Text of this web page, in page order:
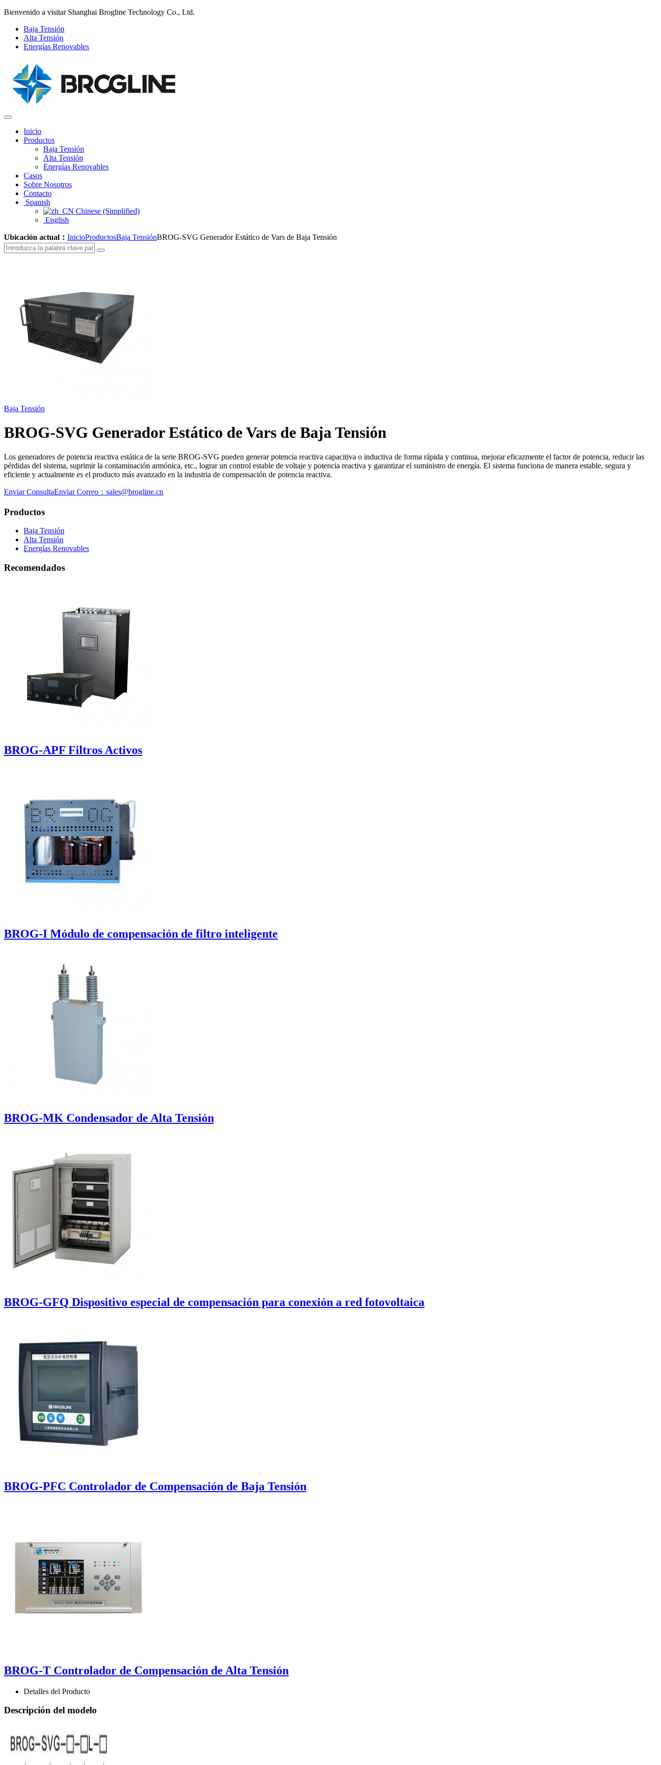
Bienvenido a visitar Shanghai Brogline Technology Co., Ltd.
Baja Tensión
Alta Tensión
Energías Renovables
Inicio
Productos
Baja Tensión
Alta Tensión
Energías Renovables
Casos
Sobre Nosotros
Contacto
Spanish
Chinese (Simplified)‌
English
Ubicación actual： InicioProductosBaja TensiónBROG-SVG Generador Estático de Vars de Baja Tensión
Baja Tensión
BROG-SVG Generador Estático de Vars de Baja Tensión
Los generadores de potencia reactiva estática de la serie BROG-SVG pueden generar potencia reactiva capacitiva o inductiva de forma rápida y continua, mejorar eficazmente el factor de potencia, reducir las
pérdidas del sistema, suprimir la contaminación armónica, etc., lograr un control estable de voltaje y potencia reactiva y garantizar el suministro de energía. El sistema funciona de manera estable, segura y
eficiente y actualmente es el producto más avanzado en la industria de compensación de potencia reactiva.
Enviar ConsultaEnviar Correo：sales@brogline.cn
Productos
Baja Tensión
Alta Tensión
Energías Renovables
Recomendados
BROG-APF Filtros Activos
BROG-I Módulo de compensación de filtro inteligente
BROG-MK Condensador de Alta Tensión
BROG-GFQ Dispositivo especial de compensación para conexión a red fotovoltaica
BROG-PFC Controlador de Compensación de Baja Tensión
BROG-T Controlador de Compensación de Alta Tensión
Detalles del Producto
Descripción del modelo